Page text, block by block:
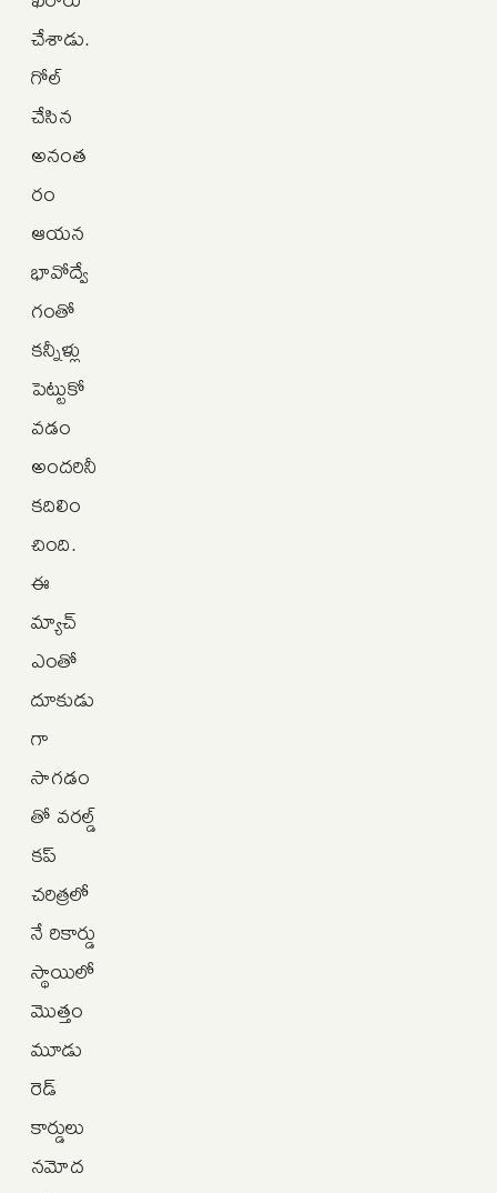
చేశాడు.
గోల్
చేసిన
అనంత
రం
ఆయన
భావోద్వే
గంతో
కన్నీళ్లు
పెట్టుకో
వడం
అందరినీ
కదిలిం
చింది.
ఈ
మ్యాచ్
ఎంతో
దూకుడు
గా
సాగడం
తో వరల్డ్
కప్
చరిత్రలో
నే రికార్డు
స్థాయిలో
మొత్తం
మూడు
రెడ్
కార్డులు
నమోద